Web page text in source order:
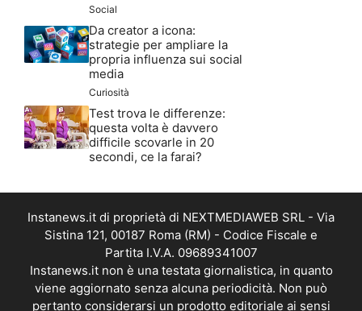
Social
Da creator a icona:
strategie per ampliare la
propria influenza sui social
media
Curiosità
Test trova le differenze:
questa volta è davvero
difficile scovarle in 20
secondi, ce la farai?
Instanews.it di proprietà di NEXTMEDIAWEB SRL - Via
Sistina 121, 00187 Roma (RM) - Codice Fiscale e
Partita I.V.A. 09689341007
Instanews.it non è una testata giornalistica, in quanto
viene aggiornato senza alcuna periodicità. Non può
pertanto considerarsi un prodotto editoriale ai sensi